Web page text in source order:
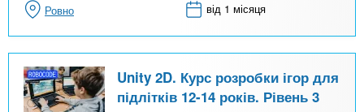
Ровно від 1 місяця
Unity 2D. Курс розробки ігор для
підлітків 12-14 років. Рівень 3